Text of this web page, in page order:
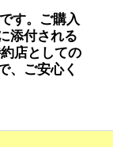
す。ご購入
添付される
店としての
、ご安心く